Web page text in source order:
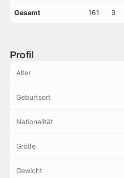
Gesamt 161 9
Profil
Alter
Geburtsort
Nationalität
Größe
Gewicht